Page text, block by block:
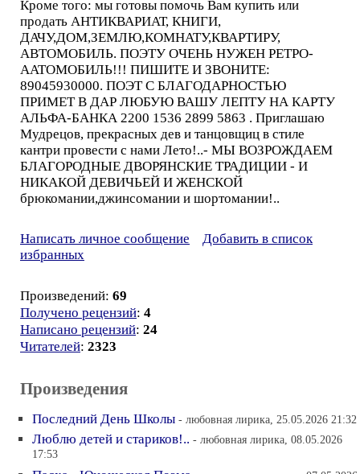
Кроме того: мы готовы помочь Вам купить или
продать АНТИКВАРИАТ, КНИГИ,
ДАЧУ,ДОМ,ЗЕМЛЮ,КОМНАТУ,КВАРТИРУ,
АВТОМОБИЛЬ. ПОЭТУ ОЧЕНЬ НУЖЕН РЕТРО-
ААТОМОБИЛЬ!!! ПИШИТЕ И ЗВОНИТЕ:
89045930000. ПОЭТ С БЛАГОДАРНОСТЬЮ
ПРИМЕТ В ДАР ЛЮБУЮ ВАШУ ЛЕПТУ НА КАРТУ
АЛЬФА-БАНКА 2200 1536 2899 5863 . Приглашаю
Мудрецов, прекрасных дев и танцовщиц в стиле
кантри провести с нами Лето!..- МЫ ВОЗРОЖДАЕМ
БЛАГОРОДНЫЕ ДВОРЯНСКИЕ ТРАДИЦИИ - И
НИКАКОЙ ДЕВИЧЬЕЙ И ЖЕНСКОЙ
брюкомании,джинсомании и шортомании!..
Написать личное сообщение
Добавить в список
избранных
Произведений: 69
Получено рецензий: 4
Написано рецензий: 24
Читателей: 2323
Произведения
Последний День Школы - любовная лирика, 25.05.2026 21:32
Люблю детей и стариков!.. - любовная лирика, 08.05.2026
17:53